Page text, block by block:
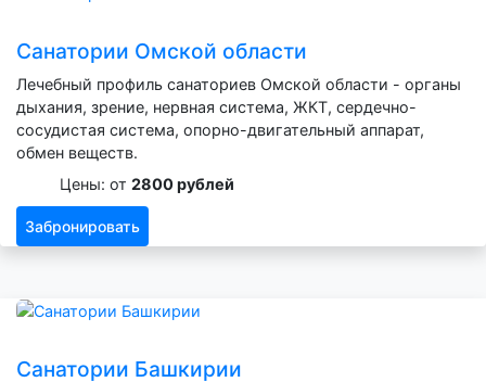
Санатории Омской области
Лечебный профиль санаториев Омской области - органы
дыхания, зрение, нервная система, ЖКТ, сердечно-
сосудистая система, опорно-двигательный аппарат,
обмен веществ.
Цены: от 2800 рублей
Забронировать
Санатории Башкирии